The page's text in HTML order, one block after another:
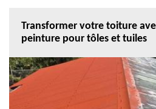
Transformer votre toiture
peinture pour tôles et tuiles